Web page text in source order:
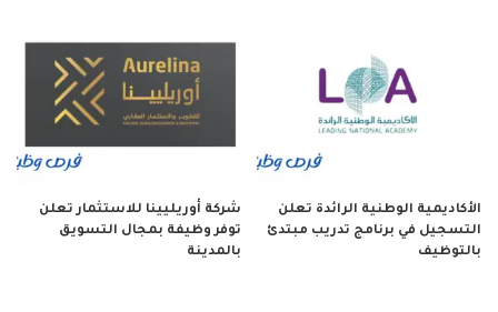
الأكاديمية الوطنية الرائدة تعلن
التسجيل في برنامج تدريب مبتدئ
بالتوظيف
شركة أوريليينا للاستثمار تعلن
توفر وظيفة بمجال التسويق
بالمدينة